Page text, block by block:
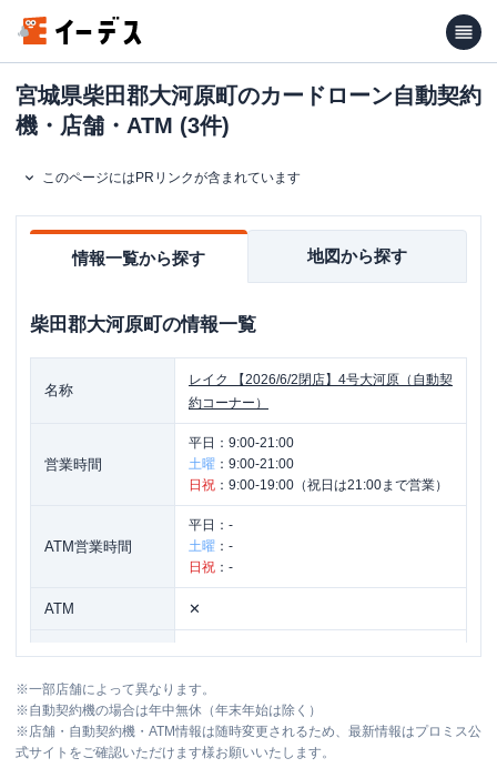
宮城県柴田郡大河原町のカードローン自動契約
機・店舗・ATM (3件)
このページにはPRリンクが含まれています
情報一覧から探す 地図から探す
柴田郡大河原町の情報一覧
名称
レイク
【2026/6/2閉店】4号大河原（自動契
約コーナー）
営業時間
平日： 9:00-21:00
土曜 ： 9:00-21:00
日祝 ： 9:00-19:00（祝日は21:00まで営業）
ATM営業時間
平日： -
土曜 ： -
日祝 ： -
ATM ✕
住所 宮城県柴田郡大河原町新東27番地24
名称 アコム 大河原バイパスむじんくんコーナー
※一部店舗によって異なります。
※自動契約機の場合は年中無休（年末年始は除く）
※店舗・自動契約機・ATM情報は随時変更されるため、最新情報はプロミス公
式サイトをご確認いただけます様お願いいたします。